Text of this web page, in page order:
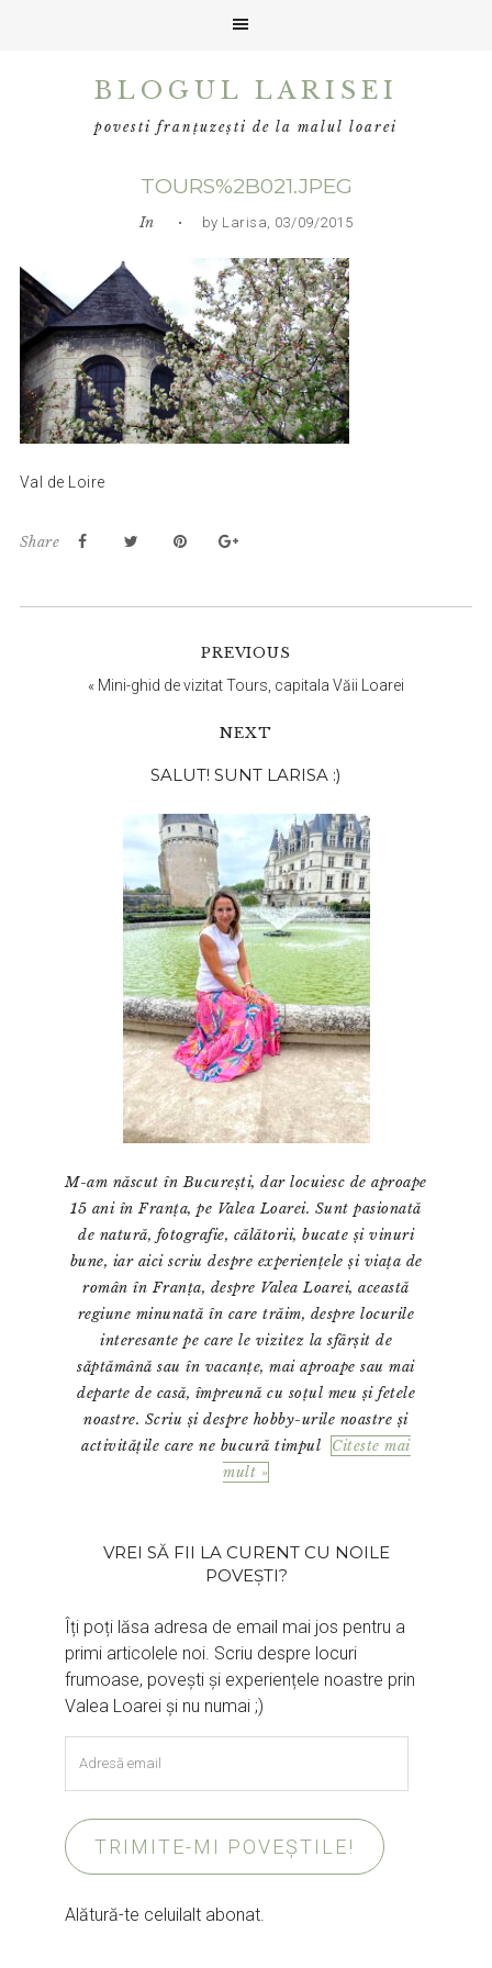
BLOGUL LARISEI
povesti franțuzești de la malul loarei
TOURS%2B021.JPEG
In • by Larisa, 03/09/2015
Val de Loire
Share
PREVIOUS
« Mini-ghid de vizitat Tours, capitala Văii Loarei
NEXT
principală
SALUT! SUNT LARISA :)
M-am născut în București, dar locuiesc de aproape
15 ani în Franța, pe Valea Loarei. Sunt pasionată
de natură, fotografie, călătorii, bucate și vinuri
bune, iar aici scriu despre experiențele și viața de
român în Franța, despre Valea Loarei, această
regiune minunată în care trăim, despre locurile
interesante pe care le vizitez la sfârșit de
săptămână sau în vacanțe, mai aproape sau mai
departe de casă, împreună cu soțul meu și fetele
noastre. Scriu și despre hobby-urile noastre și
activitățile care ne bucură timpul
Citeste mai
mult »
VREI SĂ FII LA CURENT CU NOILE
POVEȘTI?
Îți poți lăsa adresa de email mai jos pentru a
primi articolele noi. Scriu despre locuri
frumoase, povești și experiențele noastre prin
Valea Loarei și nu numai ;)
email
TRIMITE-MI POVEȘTILE!
Alătură-te celuilalt abonat.